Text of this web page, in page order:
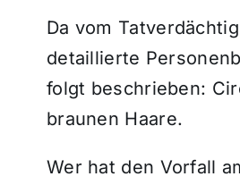
Da vom
detaillierte
folgt beschrieben:
braunen Haare.
Wer hat den Vorfall